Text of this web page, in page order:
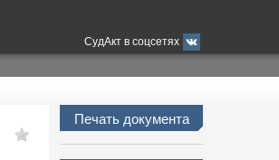
СудАкт в соцсетях
Печать документа